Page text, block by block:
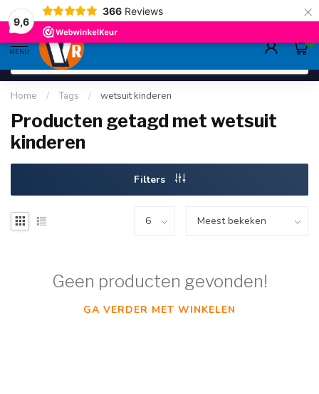
9,6
366 Reviews ×
deskundig adviessinds 1948 ruim
MENU
0
Home / Tags / wetsuit kinderen
Producten getagd met wetsuit
kinderen
Filters
Geen producten gevonden!
GA VERDER MET WINKELEN